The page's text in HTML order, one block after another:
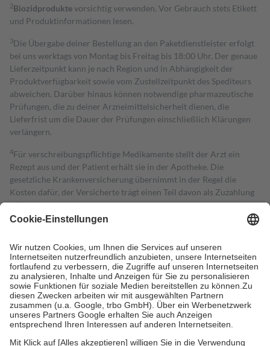
2Biozidproduktevorsichtig verwenden. Vor Gebrauch stets Etikett
und Produktinformationen lesen.
3Die Übergabe deiner Bestellung an den Paketdienstleister erfolgt
bei uns werktags von Montag bis Freitag bis 18:00 Uhr. Der genaue
Lieferzeitpunkt kann je nach Region und in Abhängigkeit der
Produktverfügbarkeit sowie vom Zustellzeitpunkt des Spediteurs
abweichen. Darüber hinaus können notwendige pharmazeutische
Prüfungen, die zu deiner Arzneimittelsicherheit dienen, die
Lieferfrist um die Dauer der Prüfungen einschließlich Klärungen
verlängern.
4Für verschreibungspflichtige Medikamente stellt der Arzt ein
Rezept aus und der Patient erhält sie in der Apotheke. Die
gesetzliche Krankenversicherung übernimmt in der Regel die
Kosten dafür, der Versicherte trägt einen Teil davon als Zuzahlung
mit.
Grundsätzlich leisten Mitglieder Zuzahlungen in Höhe von zehn
höchstens zehn Euro.
Es sind jedoch nie mehr als die tatsächlichen
Kosten der Leistung zu entrichten.
Diese Regeln gelten grundsätzlich auch für Online-Apotheken.
Bei Heilmitteln und häuslicher Krankenpflege beträgt die
Zuzahlung zehn Prozent der Kosten sowie zehn Euro je
Verordnung.
Um das Engagement der Versicherten für ihre eigene Gesundheit zu
stärken und die besondere Stellung der Familie zu unterstützen,
fallenkeine Zuzahlungenan bei: